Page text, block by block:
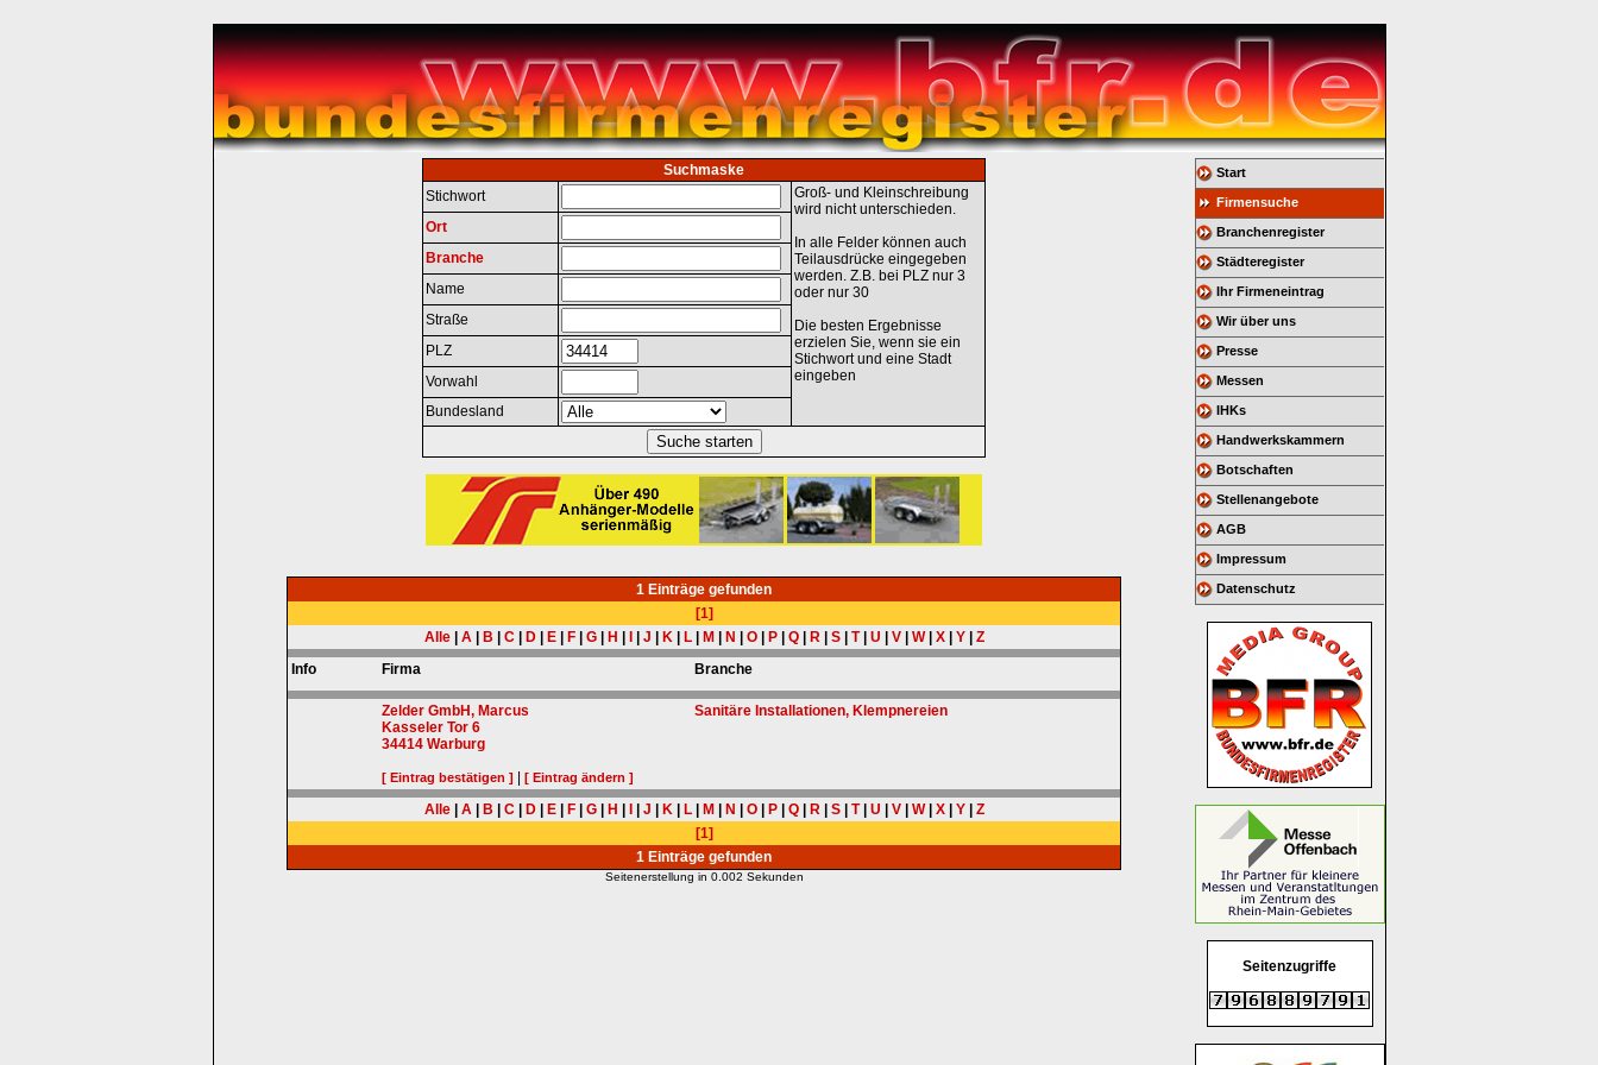
Suchmaske
Stichwort
Groß- und Kleinschreibung
wird nicht unterschieden.
In alle Felder können auch
Teilausdrücke eingegeben
werden. Z.B. bei PLZ nur 3
oder nur 30
Die besten Ergebnisse
erzielen Sie, wenn sie ein
Stichwort und eine Stadt
eingeben
Ort
Branche
Name
Straße
PLZ
Vorwahl
Bundesland
1 Einträge gefunden
[1]
Alle| A| B C| D| E| F| G| H J K| L| M N O| P| Q| R| S| T| U V| W| X| Y| Z
Info
Firma Branche
Zelder GmbH, Marcus
Kasseler Tor 6
34414 Warburg
[ Eintrag bestätigen ] [ Eintrag ändern ]
Sanitäre Installationen, Klempnereien
Alle| A| B C| D| E| F| G| H J K| L| M N O| P| Q| R| S| T| U V| W| X| Y| Z
[1]
1 Einträge gefunden
Seitenerstellung in 0.002 Sekunden
Start
Firmensuche
Branchenregister
Städteregister
Ihr Firmeneintrag
Wir über uns
Presse
Messen
IHKs
Handwerkskammern
Botschaften
Stellenangebote
AGB
Impressum
Datenschutz
Seitenzugriffe